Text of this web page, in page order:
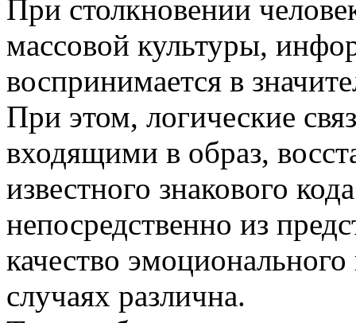
При столкновении
массовой культуры,
воспринимается в
При этом, логические
входящими в образ,
известного знакового
непосредственно из
качество
случаях различна.